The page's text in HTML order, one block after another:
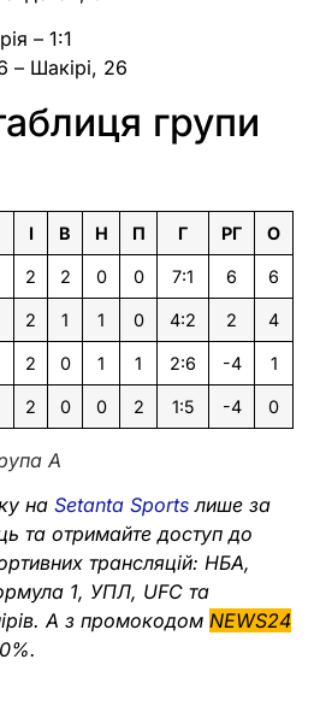
– 1:1
– Шакірі, 26
групи
І В Н П Г РГ О
2 2 0 0 7:1 6 6
2 1 1 0 4:2 2 4
2 0 1 1 2:6 -4 1
2 0 0 2 1:5 -4 0
А
на Setanta Sports лише за
та отримайте доступ до
трансляцій: НБА,
1, УПЛ, UFC та
А з промокодом NEWS24